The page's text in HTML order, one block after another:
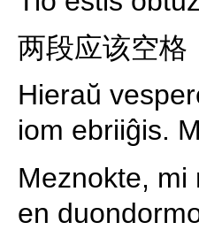
两段应该空格
Hieraŭ
iom ebriiĝis.
Meznokte, mi
en